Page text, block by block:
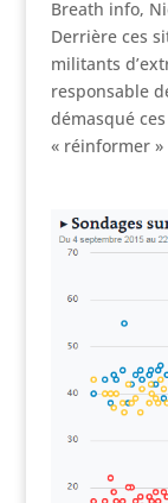
Breath info,
Derrière ces
militants
responsable
démasqué
« réinformer